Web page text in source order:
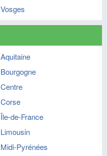
Vosges
Aquitaine
Bourgogne
Centre
Corse
Île-de-France
Limousin
Midi-Pyrénées